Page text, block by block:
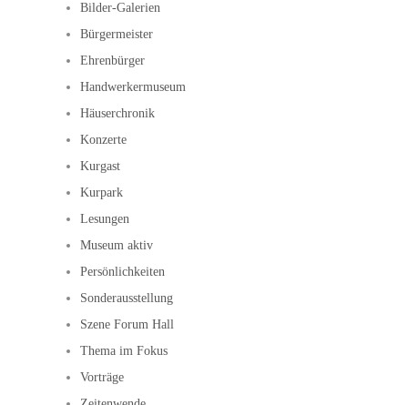
Bilder-Galerien
Bürgermeister
Ehrenbürger
Handwerkermuseum
Häuserchronik
Konzerte
Kurgast
Kurpark
Lesungen
Museum aktiv
Persönlichkeiten
Sonderausstellung
Szene Forum Hall
Thema im Fokus
Vorträge